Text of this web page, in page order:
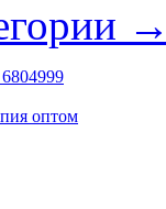
оптом